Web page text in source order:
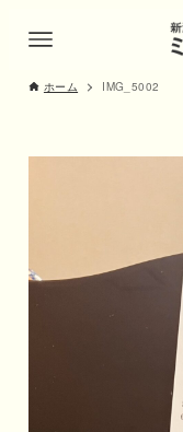
ホーム IMG_5002